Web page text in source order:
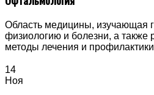
Область медицины, изучающая
физиологию и болезни, а
методы лечения и
14
Ноя